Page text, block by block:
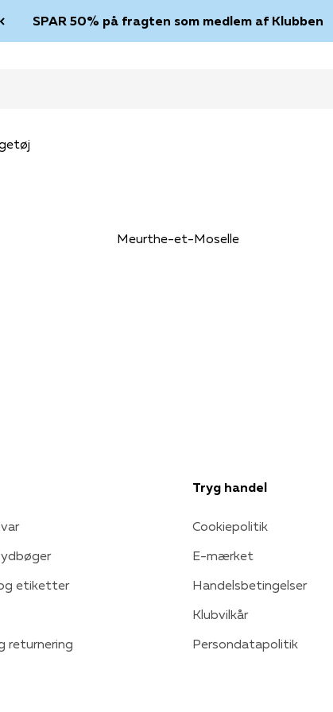
SPAR 50% på fragten som medlem af Klubben
Meurthe-et-Moselle
etiketter
returnering
Tryg handel
Cookiepolitik
E-mærket
Handelsbetingelser
Klubvilkår
Persondatapolitik